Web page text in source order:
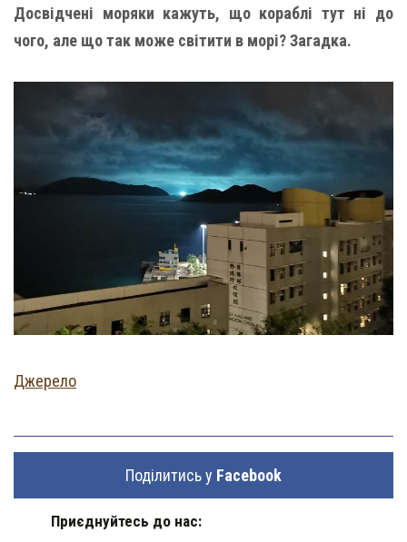
Досвідчені моряки кажуть, що кораблі тут ні до
чого, але що так може світити в морі? Загадка.
Джерело
Поділитись у Facebook
Приєднуйтесь до нас: